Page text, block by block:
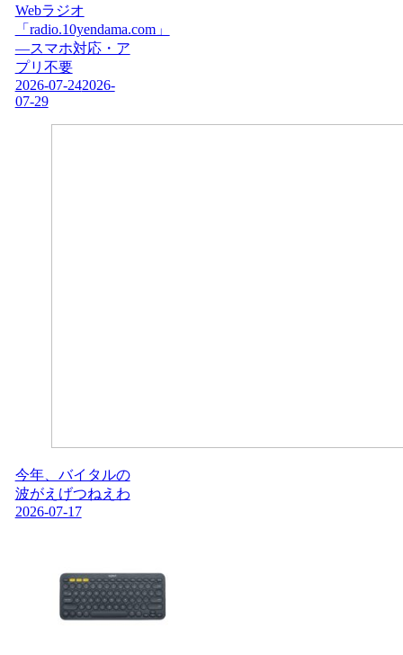
Webラジオ
「radio.10yendama.com」
―スマホ対応・ア
プリ不要
2026-07-242026-
07-29
今年、バイタルの
波がえげつねえわ
2026-07-17